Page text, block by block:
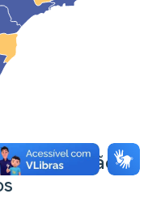
Brasil são